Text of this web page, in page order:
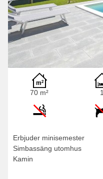
70 m² 1
Erbjuder minisemester
Simbassäng utomhus
Kamin